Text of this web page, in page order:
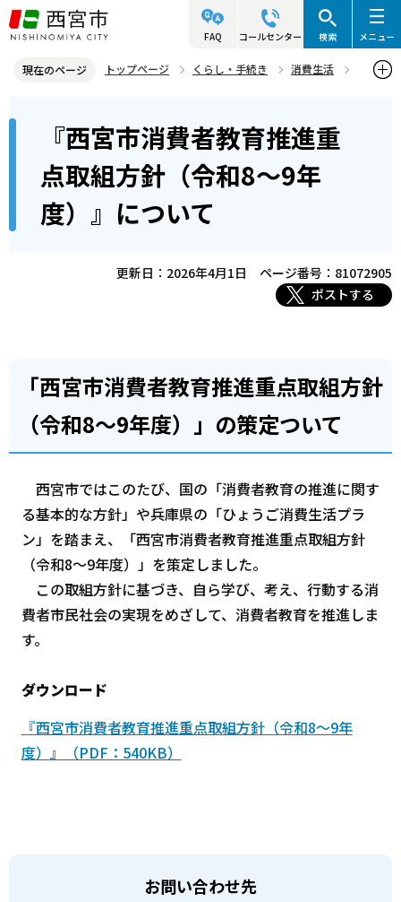
こ
の
ジ
す
FAQ コールセンター 検索 メニュー
現在のページ トップページ くらし・手続き
消費生活
『西宮市消費者教育推進重点取組方針（令和8～9年度）』について
ら
『西宮市消費者教育推進重
点取組方針（令和8～9年
度）』について
更新日：2026年4月1日
ページ番号：81072905
ポストする
「西宮市消費者教育推進重点取組方針
（令和8～9年度）」の策定ついて
西宮市ではこのたび、国の「消費者教育の推進に関す
る基本的な方針」や兵庫県の「ひょうご消費生活プラ
ン」を踏まえ、「西宮市消費者教育推進重点取組方針
（令和8～9年度）」を策定しました。
この取組方針に基づき、自ら学び、考え、行動する消
費者市民社会の実現をめざして、消費者教育を推進しま
す。
ダウンロード
『西宮市消費者教育推進重点取組方針（令和8～9年
度）』（PDF：540KB）
お問い合わせ先